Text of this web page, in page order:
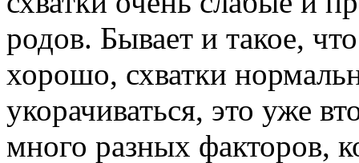
родов. Бывает и такое,
хорошо, схватки
укорачиваться, это уже
много разных факторов,